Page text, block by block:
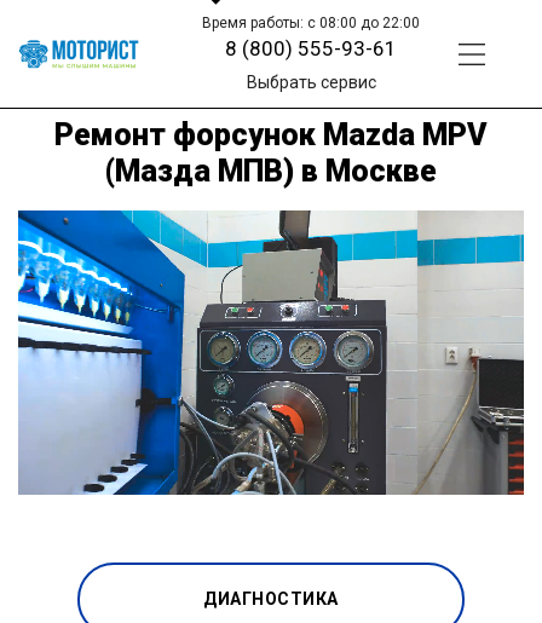
Время работы: с 08:00 до 22:00
8 (800) 555-93-61
Выбрать сервис
Ремонт форсунок Mazda MPV
(Мазда МПВ) в Москве
ДИАГНОСТИКА